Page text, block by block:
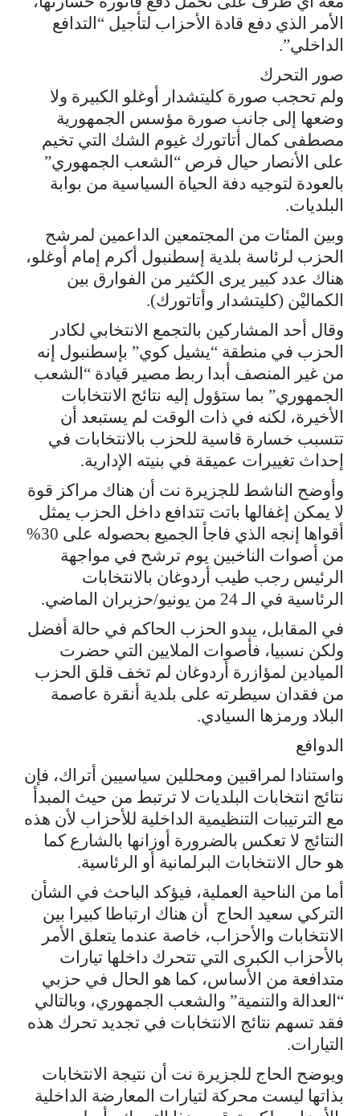
الأمر الذي دفع قادة الأحزاب لتأجيل “التدافع
الداخلي”.
صور التحرك
ولم تحجب صورة كليتشدار أوغلو الكبيرة ولا
وضعها إلى جانب صورة مؤسس الجمهورية
مصطفى كمال أتاتورك غيوم الشك التي تخيم
على الأنصار حيال فرص “الشعب الجمهوري”
بالعودة لتوجيه دفة الحياة السياسية من بوابة
البلديات.
وبين المئات من المجتمعين الداعمين لمرشح
الحزب لرئاسة بلدية إسطنبول أكرم إمام أوغلو،
هناك عدد كبير يرى الكثير من الفوارق بين
الكماليْن (كليتشدار وأتاتورك).
وقال أحد المشاركين بالتجمع الانتخابي لكادر
الحزب في منطقة “يشيل كوي” بإسطنبول إنه
من غير المنصف أبدا ربط مصير قيادة “الشعب
الجمهوري” بما ستؤول إليه نتائج الانتخابات
الأخيرة، لكنه في ذات الوقت لم يستبعد أن
تتسبب خسارة قاسية للحزب بالانتخابات في
إحداث تغييرات عميقة في بنيته الإدارية.
وأوضح الناشط للجزيرة نت أن هناك مراكز قوة
لا يمكن إغفالها باتت تتدافع داخل الحزب يمثل
أقواها إنجه الذي فاجأ الجميع بحصوله على 30%
من أصوات الناخبين يوم ترشح في مواجهة
الرئيس رجب طيب أردوغان بالانتخابات
الرئاسية في الـ 24 من يونيو/حزيران الماضي.
في المقابل، يبدو الحزب الحاكم في حالة أفضل
ولكن نسبيا، فأصوات الملايين التي حضرت
الميادين لمؤازرة أردوغان لم تخف قلق الحزب
من فقدان سيطرته على بلدية أنقرة عاصمة
البلاد ورمزها السيادي.
الدوافع
واستنادا لمراقبين ومحللين سياسيين أتراك، فإن
نتائج انتخابات البلديات لا ترتبط من حيث المبدأ
مع الترتيبات التنظيمية الداخلية للأحزاب لأن هذه
النتائج لا تعكس بالضرورة أوزانها بالشارع كما
هو حال الانتخابات البرلمانية أو الرئاسية.
أما من الناحية العملية، فيؤكد الباحث في الشأن
التركي سعيد الحاج أن هناك ارتباطا كبيرا بين
الانتخابات والأحزاب، خاصة عندما يتعلق الأمر
بالأحزاب الكبرى التي تتحرك داخلها تيارات
متدافعة من الأساس، كما هو الحال في حزبي
“العدالة والتنمية” والشعب الجمهوري، وبالتالي
فقد تسهم نتائج الانتخابات في تجديد تحرك هذه
التيارات.
ويوضح الحاج للجزيرة نت أن نتيجة الانتخابات
بذاتها ليست محركة لتيارات المعارضة الداخلية